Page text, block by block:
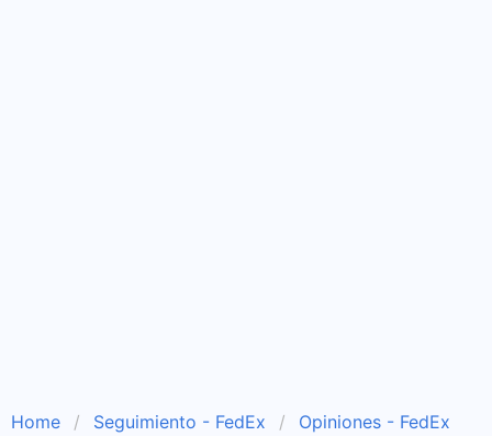
Home Seguimiento - FedEx
Opiniones - FedEx